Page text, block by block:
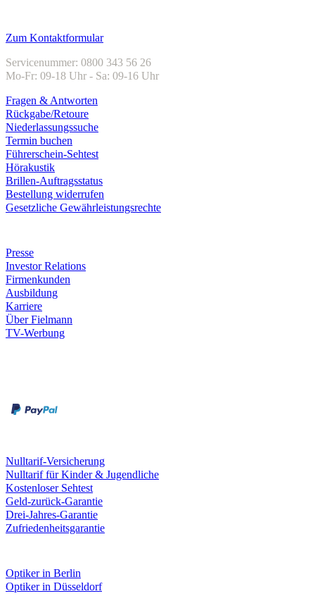
Zum Kontaktformular
Servicenummer: 0800 343 56 26
Mo-Fr: 09-18 Uhr - Sa: 09-16 Uhr
Fragen & Antworten
Rückgabe/Retoure
Niederlassungssuche
Termin buchen
Führerschein-Sehtest
Hörakustik
Brillen-Auftragsstatus
Bestellung widerrufen
Gesetzliche Gewährleistungsrechte
Presse
Investor Relations
Firmenkunden
Ausbildung
Karriere
Über Fielmann
TV-Werbung
Nulltarif-Versicherung
Nulltarif für Kinder & Jugendliche
Kostenloser Sehtest
Geld-zurück-Garantie
Drei-Jahres-Garantie
Zufriedenheitsgarantie
Optiker in Berlin
Optiker in Düsseldorf